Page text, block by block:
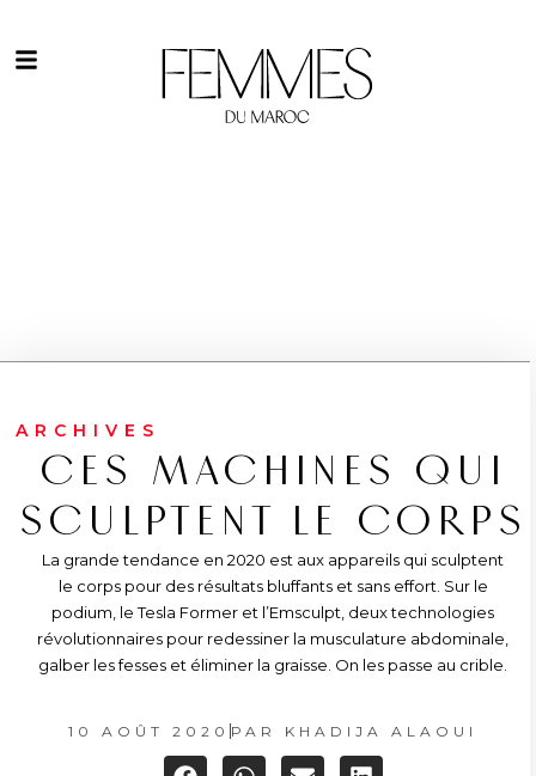
ARCHIVES
CES MACHINES QUI
SCULPTENT LE CORPS
La grande tendance en 2020 est aux appareils qui sculptent
le corps pour des résultats bluffants et sans effort. Sur le
podium, le Tesla Former et l’Emsculpt, deux technologies
révolutionnaires pour redessiner la musculature abdominale,
galber les fesses et éliminer la graisse. On les passe au crible.
10 AOÛT 2020 PAR KHADIJA ALAOUI